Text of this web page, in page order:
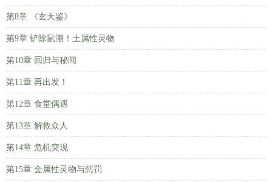
第8章 《玄天鉴》
第9章 铲除鼠潮！土属性灵物
第10章 回归与秘闻
第11章 再出发！
第12章 食堂偶遇
第13章 解救众人
第14章 危机突现
第15章 金属性灵物与惩罚